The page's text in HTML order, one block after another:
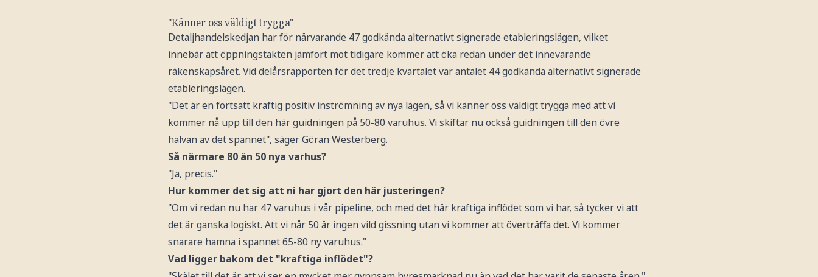
"Känner oss väldigt trygga"
Detaljhandelskedjan har för närvarande 47 godkända alternativt signerade etableringslägen, vilket
innebär att öppningstakten jämfört mot tidigare kommer att öka redan under det innevarande
räkenskapsåret. Vid delårsrapporten för det tredje kvartalet var antalet 44 godkända alternativt signerade
etableringslägen.
"Det är en fortsatt kraftig positiv inströmning av nya lägen, så vi känner oss väldigt trygga med att vi
kommer nå upp till den här guidningen på 50-80 varuhus. Vi skiftar nu också guidningen till den övre
halvan av det spannet", säger Göran Westerberg.
Så närmare 80 än 50 nya varhus?
"Ja, precis."
Hur kommer det sig att ni har gjort den här justeringen?
"Om vi redan nu har 47 varuhus i vår pipeline, och med det här kraftiga inflödet som vi har, så tycker vi att
det är ganska logiskt. Att vi når 50 är ingen vild gissning utan vi kommer att överträffa det. Vi kommer
snarare hamna i spannet 65-80 ny varuhus."
Vad ligger bakom det "kraftiga inflödet"?